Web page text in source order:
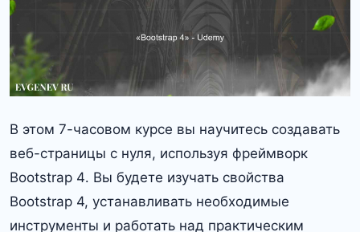
В этом 7-часовом курсе вы научитесь создавать
веб-страницы с нуля, используя фреймворк
Bootstrap 4․ Вы будете изучать свойства
Bootstrap 4, устанавливать необходимые
инструменты и работать над практическим